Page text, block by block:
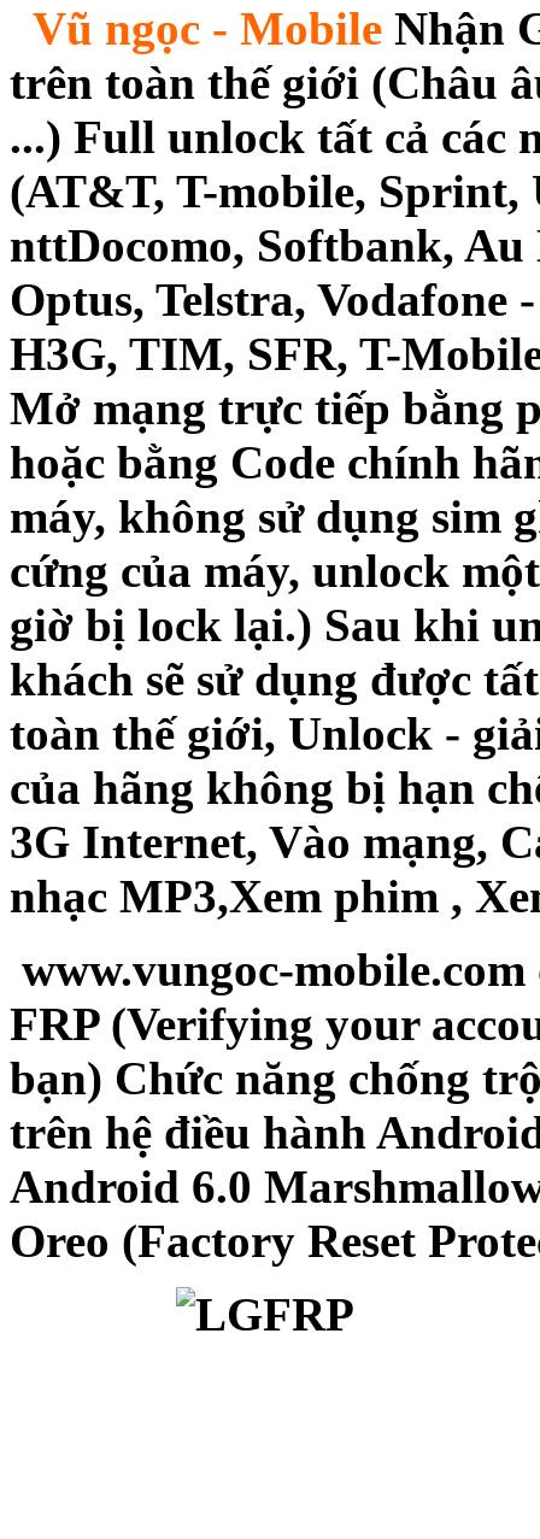
Vũ ngọc - Mobile Nhận
trên toàn thế giới (Châu
...) Full unlock tất cả các
(AT&T, T-mobile, Sprint,
nttDocomo, Softbank,
Optus, Telstra, Vodafone
H3G, TIM, SFR, T-
Mở mạng trực tiếp bằng
hoặc bằng Code chính
máy, không sử dụng sim
cứng của máy, unlock
giờ bị lock lại.) Sau khi
khách sẽ sử dụng được
toàn thế giới, Unlock -
của hãng không bị hạn
3G Internet, Vào mạng,
nhạc MP3,Xem phim ,
www.vungoc-mobile.com
FRP (Verifying your
bạn) Chức năng chống
trên hệ điều hành
Android 6.0
Oreo (Factory Reset